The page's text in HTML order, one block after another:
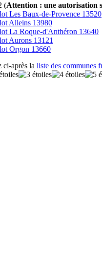
(Attention : une autorisation
Les Baux-de-Provence 13520
Alleins 13980
La Roque-d'Anthéron 13640
Aurons 13121
Orgon 13660
ci-après la liste des communes